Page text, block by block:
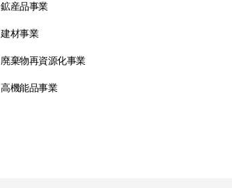
鉱産品事業
建材事業
廃棄物再資源化事業
高機能品事業